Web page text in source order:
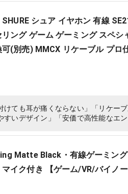
シュア イヤホン 有線
ング ゲーム ゲーミング スペシ
(別売) MMCX リケーブル プロ
ても耳が痛くならない」「リケーブ
いデザイン」「安価で高性能なエン
Matte Black・有線ゲーミング
イク付き 【ゲーム/VR/バイノ